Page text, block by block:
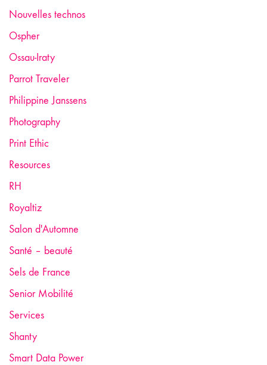
Nouvelles technos
Ospher
Ossau-Iraty
Parrot Traveler
Philippine Janssens
Photography
Print Ethic
Resources
RH
Royaltiz
Salon d'Automne
Santé – beauté
Sels de France
Senior Mobilité
Services
Shanty
Smart Data Power